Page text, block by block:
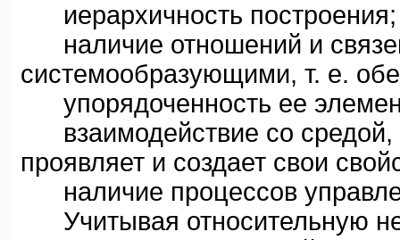
иерархичность построения;
наличие отношений и
системообразующими, т. е.
упорядоченность ее
взаимодействие со средой,
проявляет и создает свои
наличие процессов
Учитывая относительную